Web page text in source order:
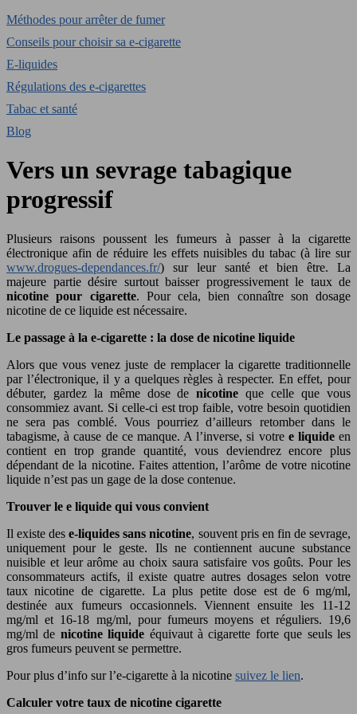
Méthodes pour arrêter de fumer
Conseils pour choisir sa e-cigarette
E-liquides
Régulations des e-cigarettes
Tabac et santé
Blog
Vers un sevrage tabagique
progressif
Plusieurs raisons poussent les fumeurs à passer à la cigarette
électronique afin de réduire les effets nuisibles du tabac (à lire sur
www.drogues-dependances.fr/) sur leur santé et bien être. La
majeure partie désire surtout baisser progressivement le taux de
nicotine pour cigarette. Pour cela, bien connaître son dosage
nicotine de ce liquide est nécessaire.
Le passage à la e-cigarette : la dose de nicotine liquide
Alors que vous venez juste de remplacer la cigarette traditionnelle
par l’électronique, il y a quelques règles à respecter. En effet, pour
débuter, gardez la même dose denicotine que celle que vous
consommiez avant. Si celle-ci est trop faible, votre besoin quotidien
ne sera pas comblé. Vous pourriez d’ailleurs retomber dans le
tabagisme, à cause de ce manque. A l’inverse, si votre e liquideen
contient en trop grande quantité, vous deviendrez encore plus
dépendant de la nicotine. Faites attention, l’arôme de votre nicotine
liquide n’est pas un gage de la dose contenue.
Trouver le e liquide qui vous convient
Il existe dese-liquides sans nicotine, souvent pris en fin de sevrage,
uniquement pour le geste. Ils ne contiennent aucune substance
nuisible et leur arôme au choix saura satisfaire vos goûts. Pour les
consommateurs actifs, il existe quatre autres dosages selon votre
taux nicotine de cigarette. La plus petite dose est de 6 mg/ml,
destinée aux fumeurs occasionnels. Viennent ensuite les 11-12
mg/ml et 16-18 mg/ml, pour fumeurs moyens et réguliers. 19,6
mg/ml de nicotine liquide équivaut à cigarette forte que seuls les
gros fumeurs peuvent se permettre.
Pour plus d’info sur l’e-cigarette à la nicotine suivez le lien.
Calculer votre taux de nicotine cigarette